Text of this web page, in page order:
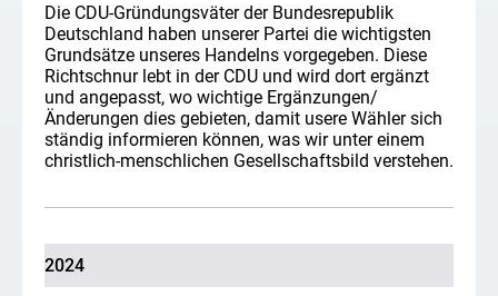
Die CDU-Gründungsväter der Bundesrepublik
Deutschland haben unserer Partei die wichtigsten
Grundsätze unseres Handelns vorgegeben. Diese
Richtschnur lebt in der CDU und wird dort ergänzt
und angepasst, wo wichtige Ergänzungen/
Änderungen dies gebieten, damit usere Wähler sich
ständig informieren können, was wir unter einem
christlich-menschlichen Gesellschaftsbild verstehen.
2024